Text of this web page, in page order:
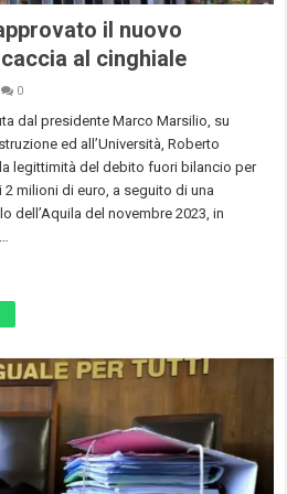
il nuovo
al cinghiale
0
dal presidente Marco Marsilio, su
ed all’Università, Roberto
legittimità del debito fuori bilancio per
milioni di euro, a seguito di una
dell’Aquila del novembre 2023, in